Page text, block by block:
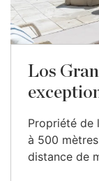
Los
Propriété de
à 500
distance de